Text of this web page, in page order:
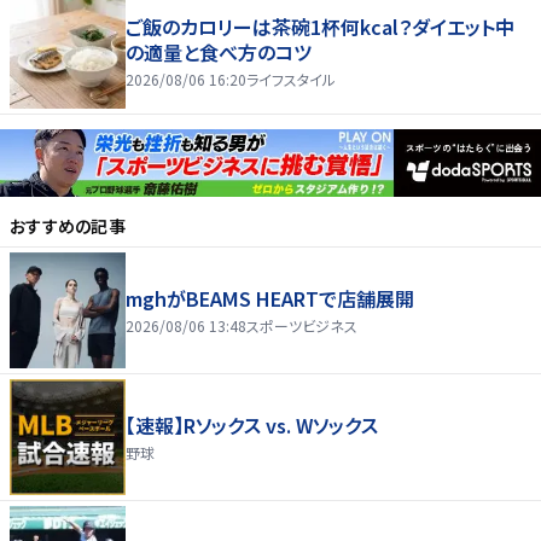
ご飯のカロリーは茶碗1杯何kcal？ダイエット中
の適量と食べ方のコツ
2026/08/06 16:20ライフスタイル
おすすめの記事
mghがBEAMS HEARTで店舗展開
2026/08/06 13:48スポーツビジネス
【速報】Rソックス vs. Wソックス
野球